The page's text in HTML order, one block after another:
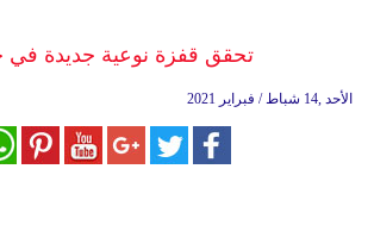
تحقق قفزة نوعية جديدة في
الأحد ,14 شباط / فبراير 2021